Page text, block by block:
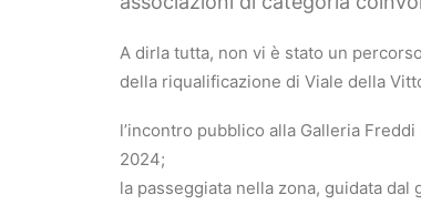
A dirla tutta, non vi è stato un
della riqualificazione di Viale della
l’incontro pubblico alla Galleria
2024;
la passeggiata nella zona, guidata